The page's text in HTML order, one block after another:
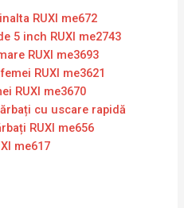
RUXI me672
5 inch RUXI me2743
RUXI me3693
RUXI me3621
RUXI me3670
cu uscare rapidă
RUXI me656
me617